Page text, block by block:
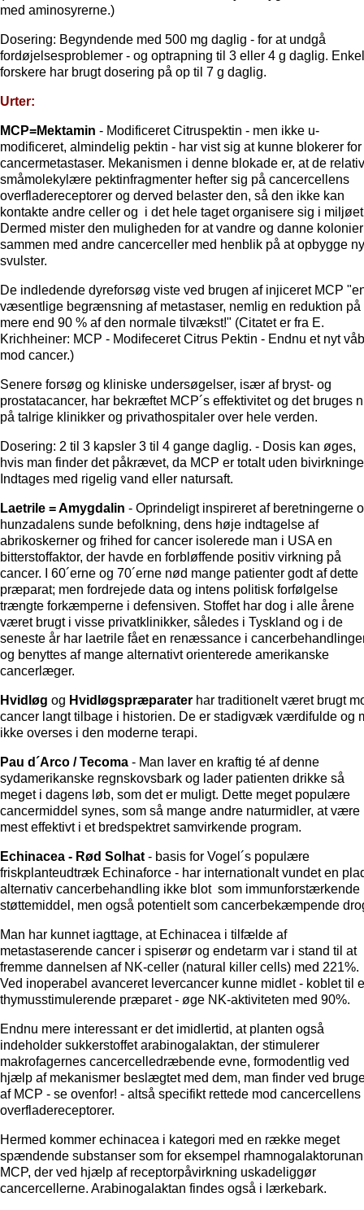
med aminosyrerne.)
Dosering: Begyndende med 500 mg daglig - for at undgå
fordøjelsesproblemer - og optrapning til 3 eller 4 g daglig.
forskere har brugt dosering på op til 7 g daglig.
Urter:
MCP=Mektamin - Modificeret Citruspektin - men ikke u-
modificeret, almindelig pektin - har vist sig at kunne blokerer for
cancermetastaser. Mekanismen i denne blokade er, at de
småmolekylære pektinfragmenter hefter sig på cancercellens
overfladereceptorer og derved belaster den, så den ikke kan
kontakte andre celler og i det hele taget organisere sig i
Dermed mister den muligheden for at vandre og danne kolonier
sammen med andre cancerceller med henblik på at opbygge
svulster.
De indledende dyreforsøg viste ved brugen af injiceret MCP
væsentlige begrænsning af metastaser, nemlig en reduktion på
mere end 90 % af den normale tilvækst!" (Citatet er fra E.
Krichheiner: MCP - Modifeceret Citrus Pektin - Endnu et nyt
mod cancer.)
Senere forsøg og kliniske undersøgelser, især af bryst- og
prostatacancer, har bekræftet MCP´s effektivitet og det bruges
på talrige klinikker og privathospitaler over hele verden.
Dosering: 2 til 3 kapsler 3 til 4 gange daglig. - Dosis kan øges,
hvis man finder det påkrævet, da MCP er totalt uden
Indtages med rigelig vand eller natursaft.
Laetrile = Amygdalin - Oprindeligt inspireret af beretningerne
hunzadalens sunde befolkning, dens høje indtagelse af
abrikoskerner og frihed for cancer isolerede man i USA en
bitterstoffaktor, der havde en forbløffende positiv virkning på
cancer. I 60´erne og 70´erne nød mange patienter godt af dette
præparat; men fordrejede data og intens politisk forfølgelse
trængte forkæmperne i defensiven. Stoffet har dog i alle årene
været brugt i visse privatklinikker, således i Tyskland og i de
seneste år har laetrile fået en renæssance i
og benyttes af mange alternativt orienterede amerikanske
cancerlæger.
Hvidløg og Hvidløgspræparater har traditionelt været brugt
cancer langt tilbage i historien. De er stadigvæk værdifulde og
ikke overses i den moderne terapi.
Pau d´Arco / Tecoma - Man laver en kraftig té af denne
sydamerikanske regnskovsbark og lader patienten drikke så
meget i dagens løb, som det er muligt. Dette meget populære
cancermiddel synes, som så mange andre naturmidler, at være
mest effektivt i et bredspektret samvirkende program.
Echinacea - Rød Solhat - basis for Vogel´s populære
friskplanteudtræk Echinaforce - har internationalt vundet en
alternativ cancerbehandling ikke blot som immunforstærkende
støttemiddel, men også potentielt som cancerbekæmpende
Man har kunnet iagttage, at Echinacea i tilfælde af
metastaserende cancer i spiserør og endetarm var i stand til at
fremme dannelsen af NK-celler (natural killer cells) med 221%.
Ved inoperabel avanceret levercancer kunne midlet - koblet til
thymusstimulerende præparet - øge NK-aktiviteten med 90%.
Endnu mere interessant er det imidlertid, at planten også
indeholder sukkerstoffet arabinogalaktan, der stimulerer
makrofagernes cancercelledræbende evne, formodentlig ved
hjælp af mekanismer beslægtet med dem, man finder ved
af MCP - se ovenfor! - altså specifikt rettede mod cancercellens
overfladereceptorer.
Hermed kommer echinacea i kategori med en række meget
spændende substanser som for eksempel
MCP, der ved hjælp af receptorpåvirkning uskadeliggør
cancercellerne. Arabinogalaktan findes også i lærkebark.